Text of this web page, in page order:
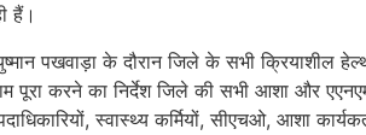
हैं।
पखवाड़ा के दौरान जिले के सभी
पूरा करने का निर्देश जिले की सभी आशा और
स्वास्थ्य कर्मियों, सीएचओ, आशा